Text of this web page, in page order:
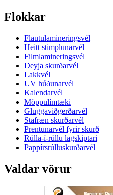
Flokkar
Flautulamineringsvél
Heitt stimplunarvél
Filmlamineringsvél
Deyja skurðarvél
Lakkvél
UV húðunarvél
Kalendarvél
Möppulímtæki
Gluggaviðgerðarvél
Stafræn skurðarvél
Prentunarvél fyrir skurð
Rúlla-í-rúllu lagskiptari
Pappírsrúlluskurðarvél
Valdar vörur